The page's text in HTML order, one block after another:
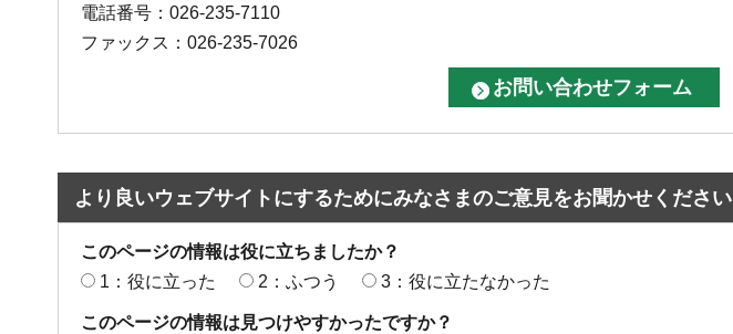
電話番号：026-235-7110
ファックス：026-235-7026
より良いウェブサイトにするためにみなさまのご意見をお聞かせください
このページの情報は役に立ちましたか？
1：役に立った
2：ふつう 3：役に立たなかった
このページの情報は見つけやすかったですか？